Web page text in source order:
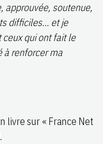
approuvée, soutenue,
difficiles… et je
qui ont fait le
à renforcer ma
livre sur « France Net